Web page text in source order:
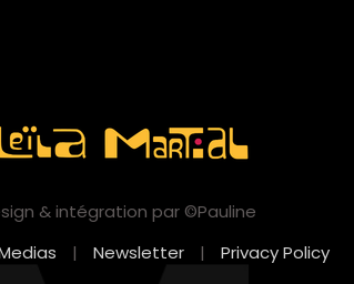
& intégration par ©Pauline
| Newsletter | Privacy Policy